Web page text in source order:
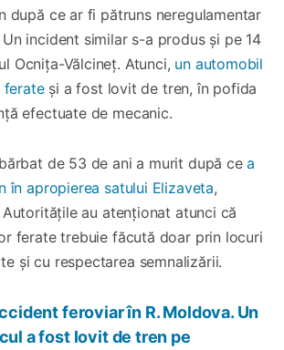
după ce ar fi pătruns neregulamentar
incident similar s-a produs și pe 14
Ocnița-Vălcineț. Atunci, un automobil
ferateși a fost lovit de tren, în pofida
efectuate de mecanic.
de 53 de ani a murit după cea
în apropierea satului Elizaveta,
au atenționat atunci că
ferate trebuie făcută doar prin locuri
și cu respectarea semnalizării.
feroviar în R. Moldova. Un
a fost lovit de tren pe